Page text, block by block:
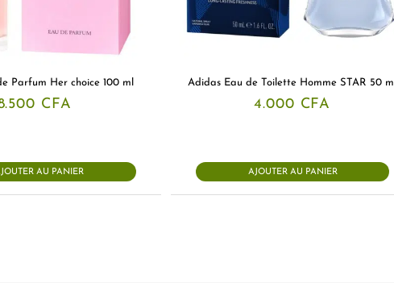
Parfum Her choice 100 ml
CFA
AU PANIER
Adidas Eau de Toilette Homme STAR 50 ml
4.000 CFA
AJOUTER AU PANIER